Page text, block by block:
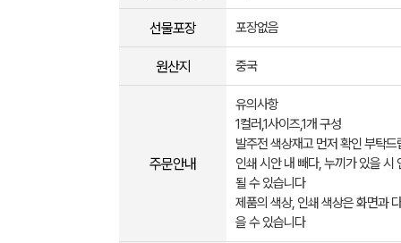
선물포장 포장없음
원산지 중국
주문안내
유의사항
1컬러,1사이즈,1개 구성
발주전 색상재고 먼저 확인 부탁드
인쇄 시안 내 빼다, 누끼가 있을 시
될 수 있습니다
제품의 색상, 인쇄 색상은 화면과
을 수 있습니다